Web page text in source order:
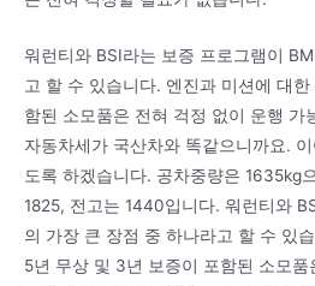
워런티와 BSI라는 보증 프로그램이
고 할 수 있습니다. 엔진과 미션에 대
함된 소모품은 전혀 걱정 없이 운행
자동차세가 국산차와 똑같으니까요.
도록 하겠습니다. 공차중량은 1635kg
1825, 전고는 1440입니다. 워런티와
의 가장 큰 장점 중 하나라고 할 수 있
5년 무상 및 3년 보증이 포함된 소모